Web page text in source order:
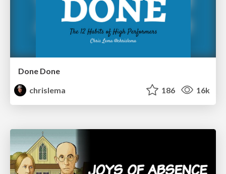
Done Done
chrislema
186 16k